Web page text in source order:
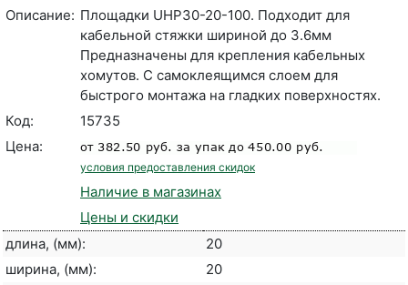
Описание: Площадки UHP30-20-100. Подходит для
кабельной стяжки шириной до 3.6мм
Предназначены для крепления кабельных
хомутов. С самоклеящимся слоем для
быстрого монтажа на гладких поверхностях.
Код:
15735
Цена:
условия предоставления скидок
Наличие в магазинах
Цены и скидки
длина, (мм):
20
ширина, (мм):
20